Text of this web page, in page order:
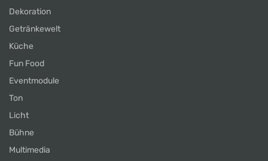
Dekoration
Getränkewelt
Küche
Fun Food
Eventmodule
Ton
Licht
Bühne
Multimedia